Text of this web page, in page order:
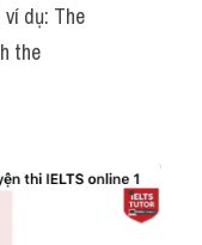
dụ: The
the